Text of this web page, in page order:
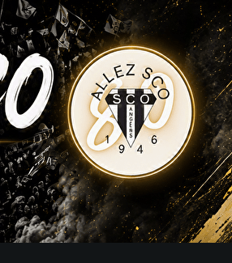
colonnes
les colonnes affichées